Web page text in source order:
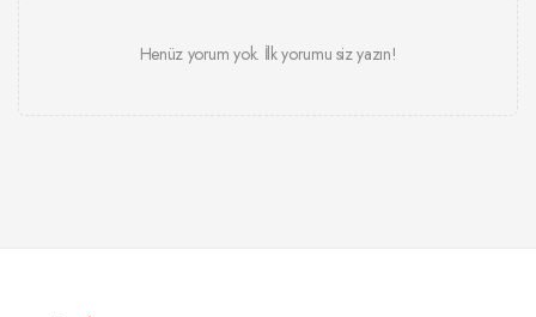
Henüz yorum yok. İlk yorumu siz yazın!